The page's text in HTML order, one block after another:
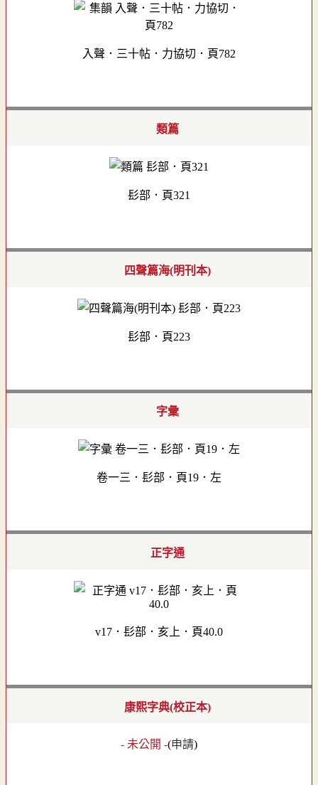
入聲．三十帖．力協切．頁782
類篇
髟部．頁321
四聲篇海(明刊本)
髟部．頁223
字彙
卷一三．髟部．頁19．左
正字通
v17．髟部．亥上．頁40.0
康熙字典(校正本)
- 未公開 -(申請)